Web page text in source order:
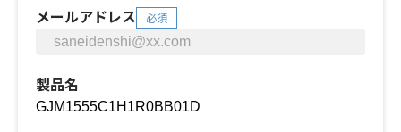
メールアドレス 必須
製品名